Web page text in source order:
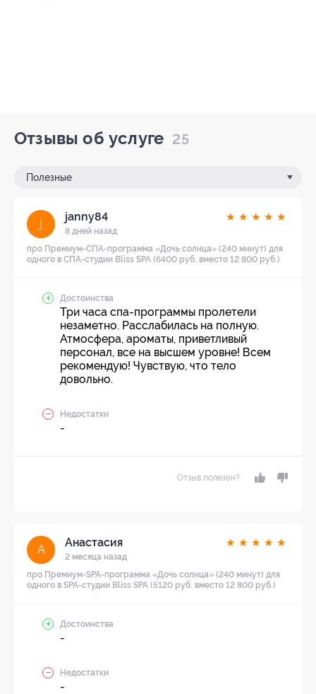
Отзывы об услуге 25
Полезные
j
janny84
8 дней назад
★ ★ ★ ★ ★
про Премиум-СПА-программа «Дочь солнца» (240 минут) для
одного в СПА-студии Bliss SPA (6400 руб. вместо 12 800 руб.)
Достоинства
Три часа спа-программы пролетели
незаметно. Расслабилась на полную.
Атмосфера, ароматы, приветливый
персонал, все на высшем уровне! Всем
рекомендую! Чувствую, что тело
довольно.
Недостатки
-
Отзыв полезен?
А
Анастасия
2 месяца назад
★ ★ ★ ★ ★
про Премиум-SPA-программа «Дочь солнца» (240 минут) для
одного в SPA-студии Bliss SPA (5120 руб. вместо 12 800 руб.)
Достоинства
-
Недостатки
-